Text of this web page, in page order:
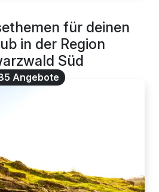
für deinen
in der Region
Süd
Angebote